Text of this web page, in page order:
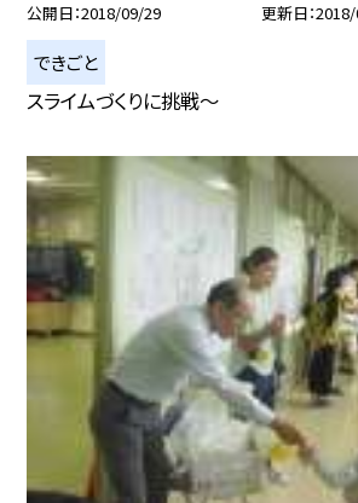
公開日 2018/09/29 更新日
できごと
スライムづくりに挑戦〜